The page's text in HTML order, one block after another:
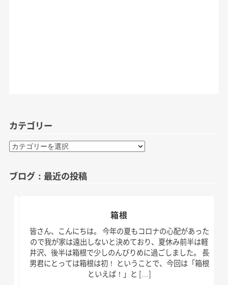
カテゴリー
カ
テ
リ
ブログ：最近の投稿
箱根
皆さん、こんにちは。 今年の夏もコロナの心配があった
ので我が家は遠出しないと決めており、夏休み前半は軽
井沢、後半は箱根で少しのんびりめに過ごしました。 長
男君にとっては箱根は初！ ということで、今回は「箱根
といえば！」と […]